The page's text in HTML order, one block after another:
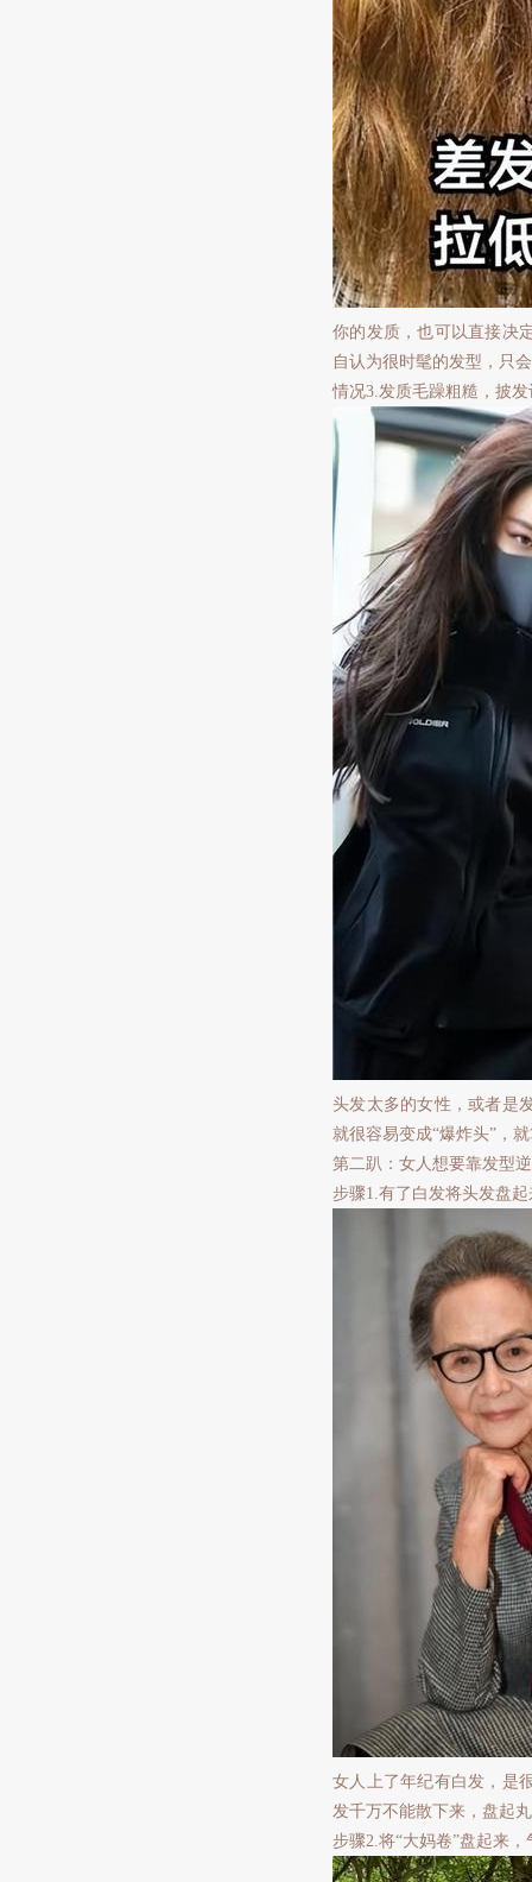
你的发质，也可以直接决
自认为很时髦的发型，只
情况3.发质毛躁粗糙，披
头发太多的女性，或者是
就很容易变成“爆炸头”，
第二趴：女人想要靠发型
步骤1.有了白发将头发盘
女人上了年纪有白发，是
发千万不能散下来，盘起
步骤2.将“大妈卷”盘起来，